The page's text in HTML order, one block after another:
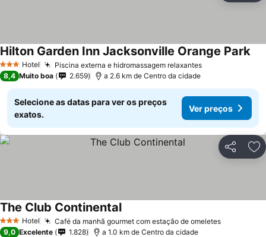
3 EstrelasHotel Piscina externa e hidromassagem relaxantesVer preços
Hilton Garden Inn Jacksonville Orange Park
8,4 Muito boa 2.659 a 2.6 km de Centro da cidade
Selecione as datas para ver os preços
exatos.
Ver preços
Partilhar
3 EstrelasHotel Café da manhã gourmet com estação de omeletesVer
The Club ContinentalVer preços
9,0 Excelente 1.828 a 1.0 km de Centro da cidade